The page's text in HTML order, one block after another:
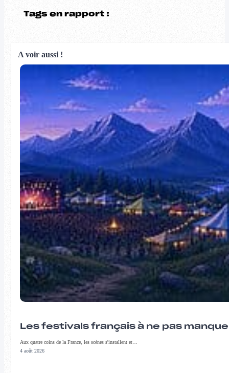
Tags en rapport :
A voir aussi !
Les festivals français à ne pas
Aux quatre coins de la France, les scènes s'installent et…
4 août 2026